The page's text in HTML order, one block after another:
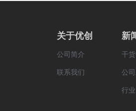
关于优创
公司简介
联系我们
新
干
公
行